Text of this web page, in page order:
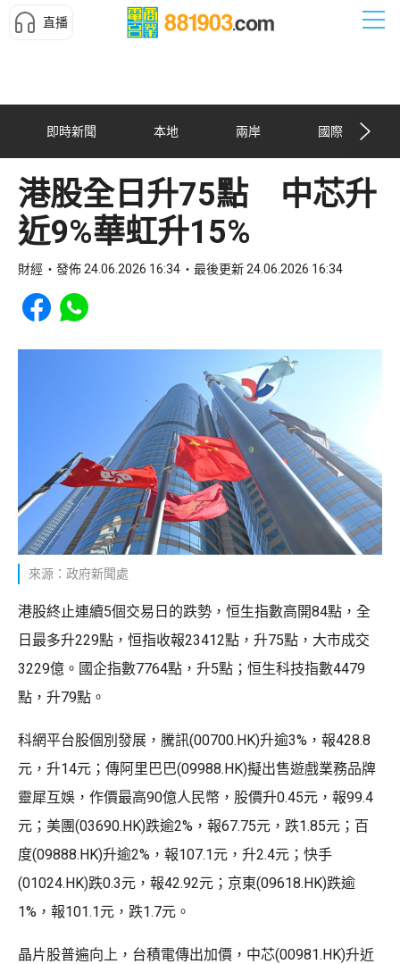
直播
即時新聞 本地 兩岸 國際
港股全日升75點 中芯升
近9%華虹升15%
財經 發佈 24.06.2026 16:34 最後更新 24.06.2026 16:34
Share to Facebook
Share to WhatsApp
來源：政府新聞處
港股終止連續5個交易日的跌勢，恒生指數高開84點，全
日最多升229點，恒指收報23412點，升75點，大市成交
3229億。國企指數7764點，升5點；恒生科技指數4479
點，升79點。
科網平台股個別發展，騰訊(00700.HK)升逾3%，報428.8
元，升14元；傳阿里巴巴(09988.HK)擬出售遊戲業務品牌
靈犀互娛，作價最高90億人民幣，股價升0.45元，報99.4
元；美團(03690.HK)跌逾2%，報67.75元，跌1.85元；百
度(09888.HK)升逾2%，報107.1元，升2.4元；快手
(01024.HK)跌0.3元，報42.92元；京東(09618.HK)跌逾
1%，報101.1元，跌1.7元。
晶片股普遍向上，台積電傳出加價，中芯(00981.HK)升近